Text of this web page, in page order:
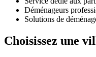
Déménageurs
Solutions de
Choisissez une